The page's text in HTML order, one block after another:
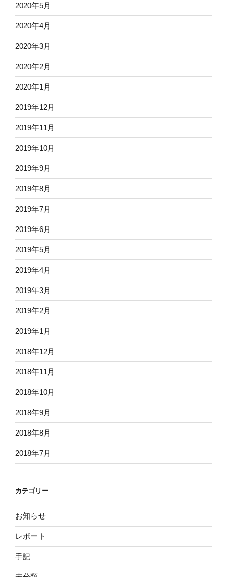
2020年5月
2020年4月
2020年3月
2020年2月
2020年1月
2019年12月
2019年11月
2019年10月
2019年9月
2019年8月
2019年7月
2019年6月
2019年5月
2019年4月
2019年3月
2019年2月
2019年1月
2018年12月
2018年11月
2018年10月
2018年9月
2018年8月
2018年7月
カテゴリー
お知らせ
レポート
手記